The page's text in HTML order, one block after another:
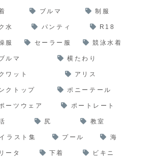
ブルマ 制服
水 パンティ R18
服 セーラー服 競泳水着
ルマ 横たわり
ワット アリス
クトップ ポニーテール
ーツウェア ポートレート
尻 教室
ラスト集 プール 海
ータ 下着 ビキニ